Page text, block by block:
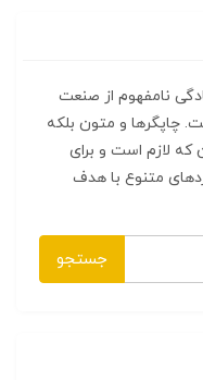
نامفهوم از صنعت
چاپگرها و متون بلکه
که لازم است و برای
متنوع با هدف
جستجو